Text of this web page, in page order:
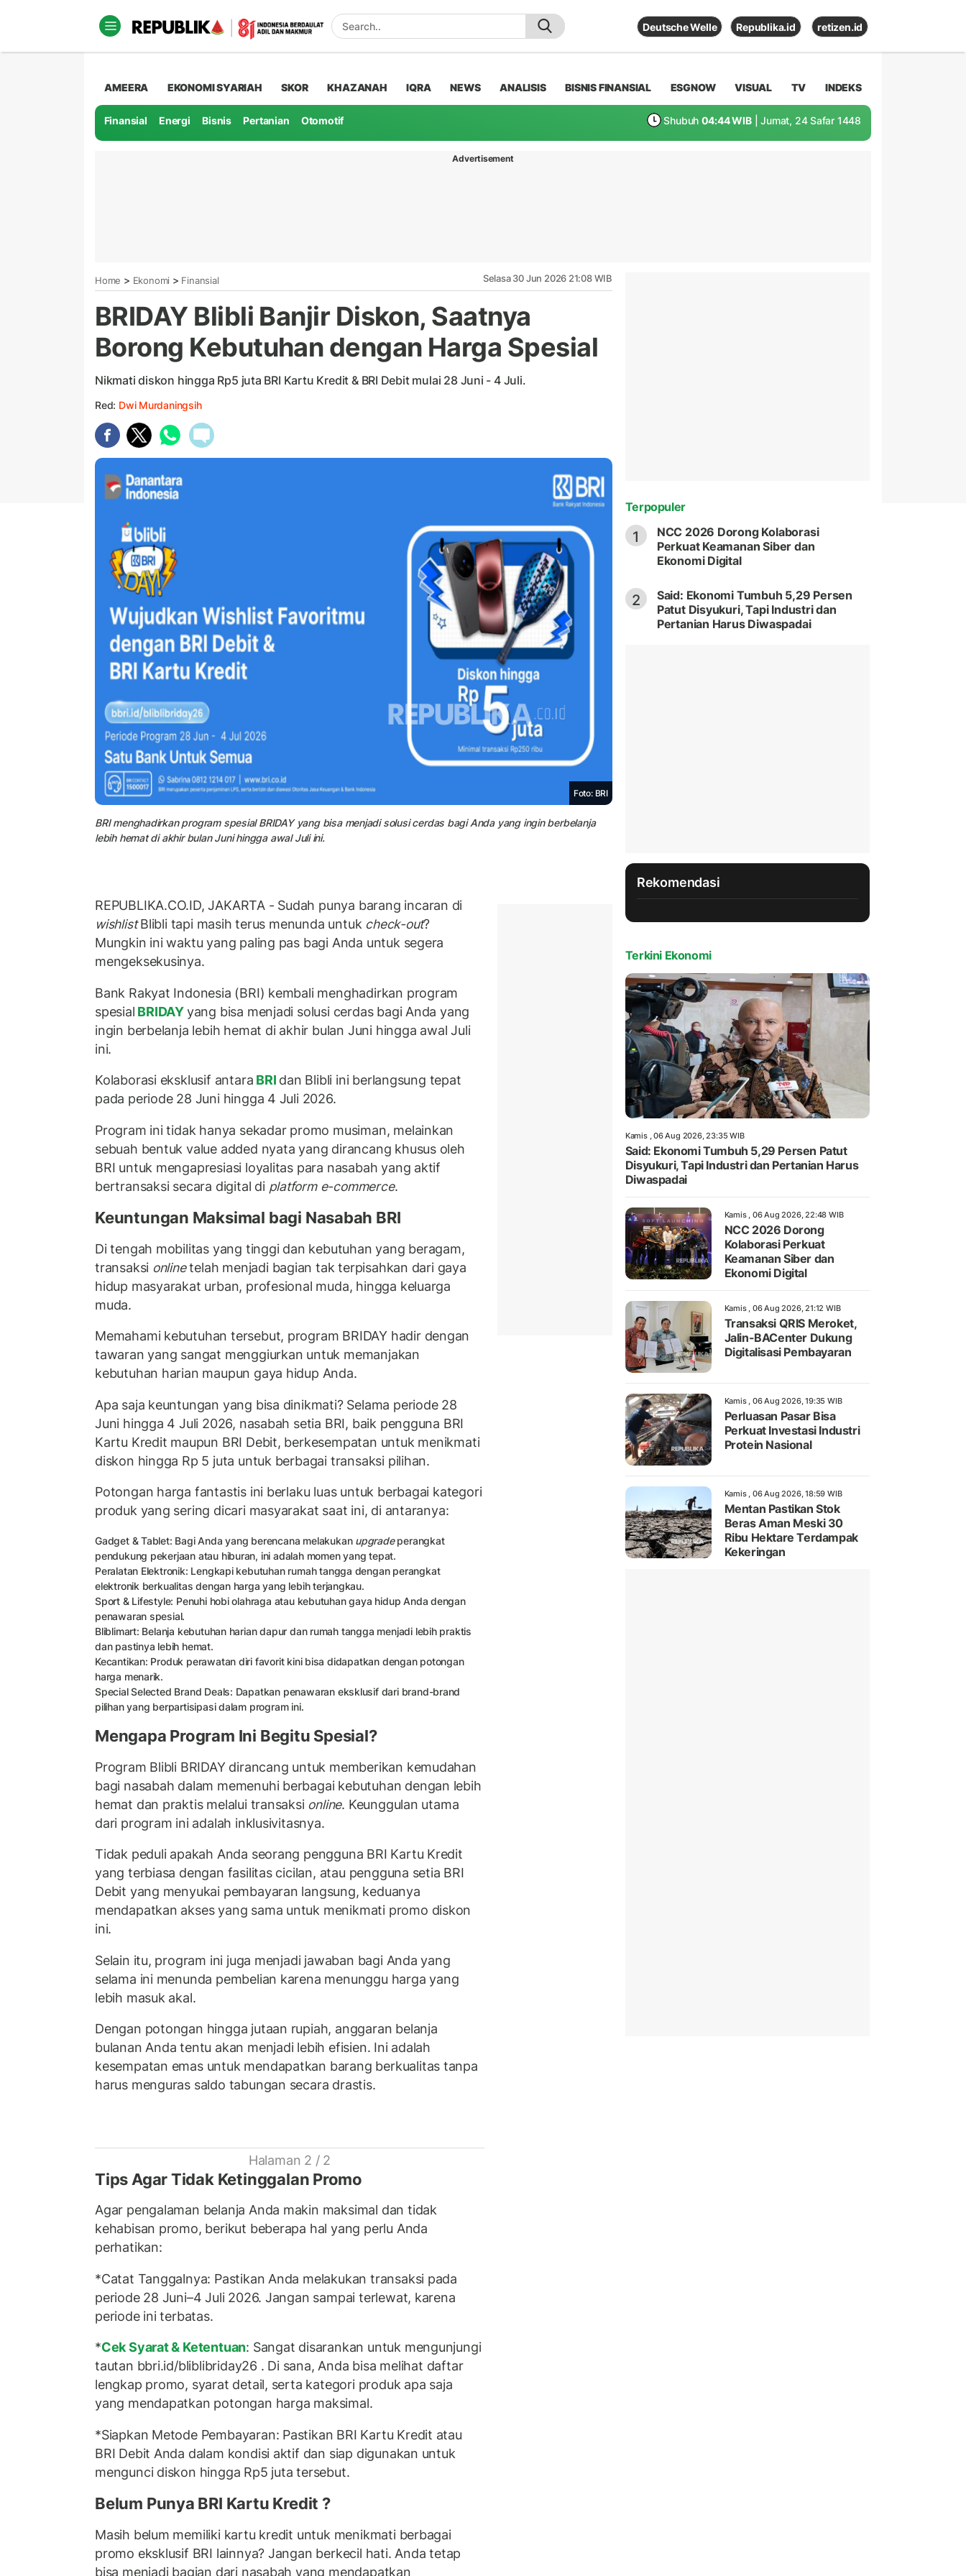
Deutsche Welle Republika.id retizen.id
AMEERA EKONOMI SYARIAH SKOR KHAZANAH IQRA NEWS ANALISIS BISNIS FINANSIAL ESGNOW VISUAL TV INDEKS
Finansial Energi Bisnis Pertanian Otomotif Shubuh 04:44 WIB | Jumat, 24 Safar 1448
Advertisement
Home > Ekonomi > Finansial Selasa 30 Jun 2026 21:08 WIB
BRIDAY Blibli Banjir Diskon, Saatnya
Borong Kebutuhan dengan Harga Spesial
Nikmati diskon hingga Rp5 juta BRI Kartu Kredit & BRI Debit mulai 28 Juni - 4 Juli.
Red: Dwi Murdaningsih
Foto: BRI
BRI menghadirkan program spesial BRIDAY yang bisa menjadi solusi cerdas bagi Anda yang ingin berbelanja
lebih hemat di akhir bulan Juni hingga awal Juli ini.
REPUBLIKA.CO.ID, JAKARTA - Sudah punya barang incaran di
wishlistBlibli tapi masih terus menunda untuk check-out?
Mungkin ini waktu yang paling pas bagi Anda untuk segera
mengeksekusinya.
Bank Rakyat Indonesia (BRI) kembali menghadirkan program
spesial BRIDAYyang bisa menjadi solusi cerdas bagi Anda yang
ingin berbelanja lebih hemat di akhir bulan Juni hingga awal Juli
ini.
Kolaborasi eksklusif antara BRI dan Blibli ini berlangsung tepat
pada periode 28 Juni hingga 4 Juli 2026.
Program ini tidak hanya sekadar promo musiman, melainkan
sebuah bentuk value added nyata yang dirancang khusus oleh
BRI untuk mengapresiasi loyalitas para nasabah yang aktif
bertransaksi secara digital di platform e-commerce.
Keuntungan Maksimal bagi Nasabah BRI
Di tengah mobilitas yang tinggi dan kebutuhan yang beragam,
transaksi onlinetelah menjadi bagian tak terpisahkan dari gaya
hidup masyarakat urban, profesional muda, hingga keluarga
muda.
Memahami kebutuhan tersebut, program BRIDAY hadir dengan
tawaran yang sangat menggiurkan untuk memanjakan
kebutuhan harian maupun gaya hidup Anda.
Apa saja keuntungan yang bisa dinikmati? Selama periode 28
Juni hingga 4 Juli 2026, nasabah setia BRI, baik pengguna BRI
Kartu Kredit maupun BRI Debit, berkesempatan untuk menikmati
diskon hingga Rp 5 juta untuk berbagai transaksi pilihan.
Potongan harga fantastis ini berlaku luas untuk berbagai kategori
produk yang sering dicari masyarakat saat ini, di antaranya:
Gadget & Tablet: Bagi Anda yang berencana melakukan upgradeperangkat
pendukung pekerjaan atau hiburan, ini adalah momen yang tepat.
Peralatan Elektronik: Lengkapi kebutuhan rumah tangga dengan perangkat
elektronik berkualitas dengan harga yang lebih terjangkau.
Sport & Lifestyle: Penuhi hobi olahraga atau kebutuhan gaya hidup Anda dengan
penawaran spesial.
Bliblimart: Belanja kebutuhan harian dapur dan rumah tangga menjadi lebih praktis
dan pastinya lebih hemat.
Kecantikan: Produk perawatan diri favorit kini bisa didapatkan dengan potongan
harga menarik.
Special Selected Brand Deals: Dapatkan penawaran eksklusif dari brand-brand
pilihan yang berpartisipasi dalam program ini.
Mengapa Program Ini Begitu Spesial?
Program Blibli BRIDAY dirancang untuk memberikan kemudahan
bagi nasabah dalam memenuhi berbagai kebutuhan dengan lebih
hemat dan praktis melalui transaksi online. Keunggulan utama
dari program ini adalah inklusivitasnya.
Tidak peduli apakah Anda seorang pengguna BRI Kartu Kredit
yang terbiasa dengan fasilitas cicilan, atau pengguna setia BRI
Debit yang menyukai pembayaran langsung, keduanya
mendapatkan akses yang sama untuk menikmati promo diskon
ini.
Selain itu, program ini juga menjadi jawaban bagi Anda yang
selama ini menunda pembelian karena menunggu harga yang
lebih masuk akal.
Dengan potongan hingga jutaan rupiah, anggaran belanja
bulanan Anda tentu akan menjadi lebih efisien. Ini adalah
kesempatan emas untuk mendapatkan barang berkualitas tanpa
harus menguras saldo tabungan secara drastis.
Halaman 2 / 2
Tips Agar Tidak Ketinggalan Promo
Agar pengalaman belanja Anda makin maksimal dan tidak
kehabisan promo, berikut beberapa hal yang perlu Anda
perhatikan:
*Catat Tanggalnya: Pastikan Anda melakukan transaksi pada
periode 28 Juni–4 Juli 2026. Jangan sampai terlewat, karena
periode ini terbatas.
*Cek Syarat & Ketentuan: Sangat disarankan untuk mengunjungi
tautan bbri.id/bliblibriday26 . Di sana, Anda bisa melihat daftar
lengkap promo, syarat detail, serta kategori produk apa saja
yang mendapatkan potongan harga maksimal.
*Siapkan Metode Pembayaran: Pastikan BRI Kartu Kredit atau
BRI Debit Anda dalam kondisi aktif dan siap digunakan untuk
mengunci diskon hingga Rp5 juta tersebut.
Belum Punya BRI Kartu Kredit ?
Masih belum memiliki kartu kredit untuk menikmati berbagai
promo eksklusif BRI lainnya? Jangan berkecil hati. Anda tetap
bisa menjadi bagian dari nasabah yang mendapatkan
Terpopuler
1
NCC 2026 Dorong Kolaborasi
Perkuat Keamanan Siber dan
Ekonomi Digital
2
Said: Ekonomi Tumbuh 5,29 Persen
Patut Disyukuri, Tapi Industri dan
Pertanian Harus Diwaspadai
Rekomendasi
Terkini Ekonomi
Kamis , 06 Aug 2026, 23:35 WIB
Said: Ekonomi Tumbuh 5,29 Persen Patut
Disyukuri, Tapi Industri dan Pertanian Harus
Diwaspadai
Kamis , 06 Aug 2026, 22:48 WIB
NCC 2026 Dorong
Kolaborasi Perkuat
Keamanan Siber dan
Ekonomi Digital
Kamis , 06 Aug 2026, 21:12 WIB
Transaksi QRIS Meroket,
Jalin-BACenter Dukung
Digitalisasi Pembayaran
Kamis , 06 Aug 2026, 19:35 WIB
Perluasan Pasar Bisa
Perkuat Investasi Industri
Protein Nasional
Kamis , 06 Aug 2026, 18:59 WIB
Mentan Pastikan Stok
Beras Aman Meski 30
Ribu Hektare Terdampak
Kekeringan